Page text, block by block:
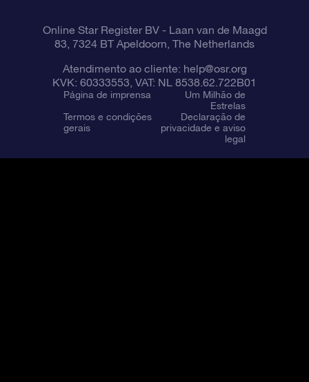
Online Star Register BV- Laan van de Maagd
83, 7324 BT Apeldoorn, The Netherlands
Atendimento ao cliente: help@osr.org
KVK: 60333553, VAT: NL 8538.62.722B01
Página de imprensa
Um Milhão de
Estrelas
Termos e condições
gerais
Declaração de
privacidade e aviso
legal